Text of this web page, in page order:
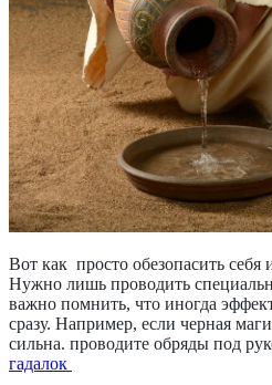
Вот как просто обезопасить себя
Нужно лишь проводить
важно помнить, что иногда
сразу. Например, если черная
сильна. проводите обряды под
гадалок